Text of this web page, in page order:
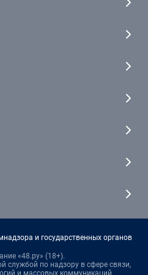
и государственных органов
«48.ру» (18+).
службой по надзору в сфере связи,
и массовых коммуникаций